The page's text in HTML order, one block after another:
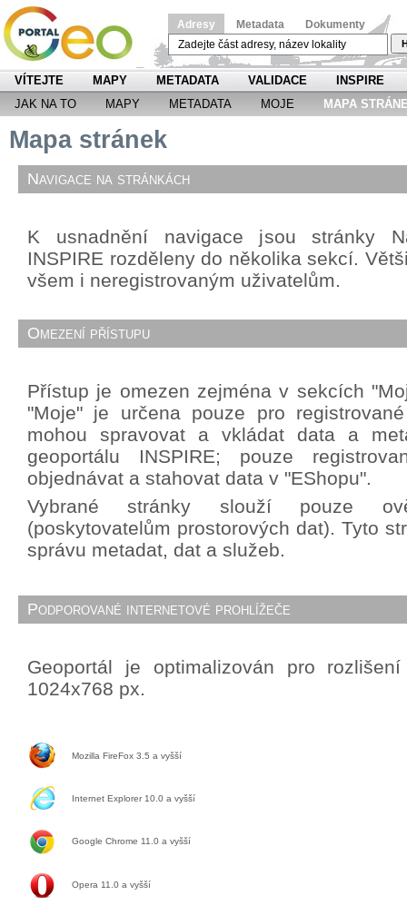
Adresy Metadata Dokumenty
VÍTEJTE MAPY METADATA VALIDACE
INSPIRE
JAK NA TO
MAPY METADATA MOJE MAPA
Mapa stránek
Navigace na stránkách
K usnadnění navigace jsou stránky
INSPIRE rozděleny do několika sekcí.
všem i neregistrovaným uživatelům.
Omezení přístupu
Přístup je omezen zejména v sekcích
"Moje" je určena pouze pro
mohou spravovat a vkládat data a
geoportálu INSPIRE; pouze
objednávat a stahovat data v "EShopu".
Vybrané stránky slouží pouze
(poskytovatelům prostorových dat). Tyto
správu metadat, dat a služeb.
Podporované internetové prohlížeče
Geoportál je optimalizován pro
1024x768 px.
Mozilla FireFox 3.5 a vyšší
Internet Explorer 10.0 a vyšší
Google Chrome 11.0 a vyšší
Opera 11.0 a vyšší